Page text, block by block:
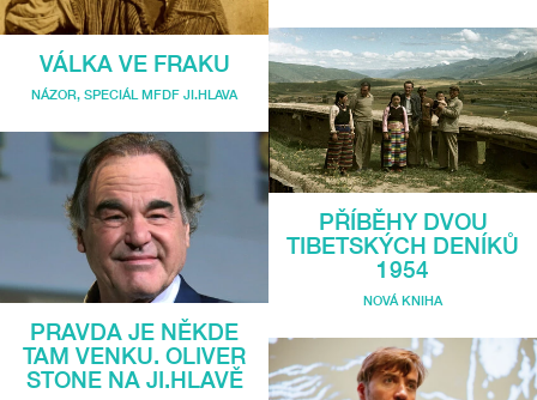
VÁLKA VE FRAKU
NÁZOR, SPECIÁL MFDF JI.HLAVA
PRAVDA JE NĚKDE
TAM VENKU. OLIVER
STONE NA JI.HLAVĚ
PŘÍBĚHY DVOU
TIBETSKÝCH DENÍKŮ
1954
NOVÁ KNIHA